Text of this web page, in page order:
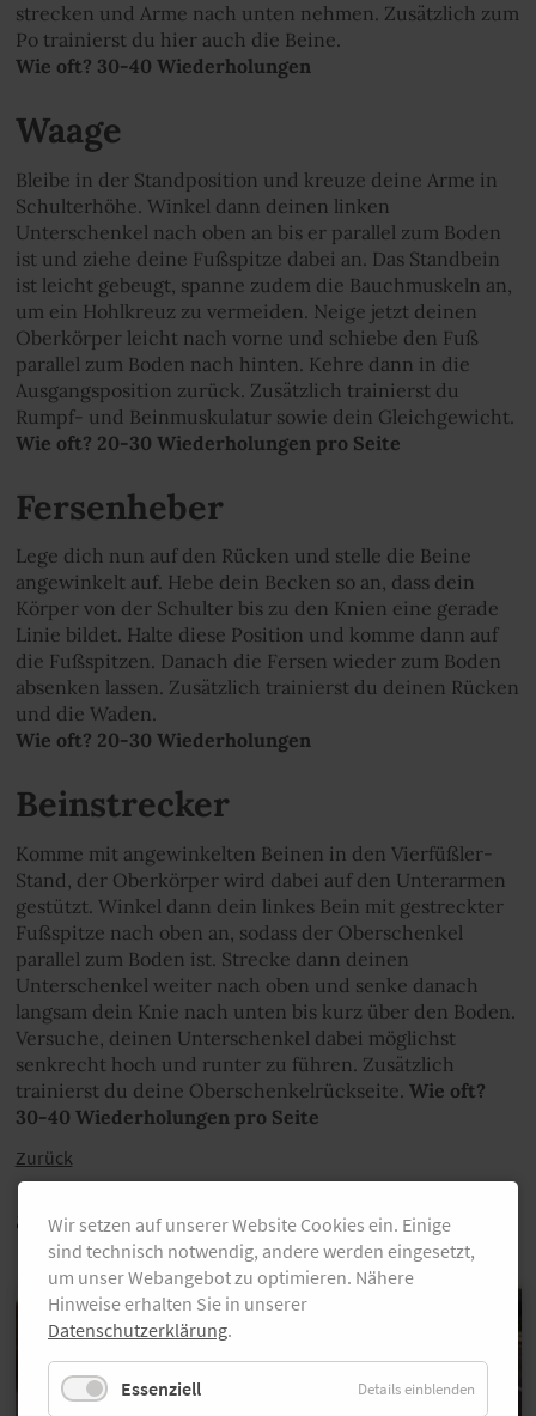
strecken und Arme nach unten nehmen. Zusätzlich zum
Po trainierst du hier auch die Beine.
Wie oft? 30-40 Wiederholungen
Waage
Bleibe in der Standposition und kreuze deine Arme in
Schulterhöhe. Winkel dann deinen linken
Unterschenkel nach oben an bis er parallel zum Boden
ist und ziehe deine Fußspitze dabei an. Das Standbein
ist leicht gebeugt, spanne zudem die Bauchmuskeln an,
um ein Hohlkreuz zu vermeiden. Neige jetzt deinen
Oberkörper leicht nach vorne und schiebe den Fuß
parallel zum Boden nach hinten. Kehre dann in die
Ausgangsposition zurück. Zusätzlich trainierst du
Rumpf- und Beinmuskulatur sowie dein Gleichgewicht.
Wie oft? 20-30 Wiederholungen pro Seite
Fersenheber
Lege dich nun auf den Rücken und stelle die Beine
angewinkelt auf. Hebe dein Becken so an, dass dein
Körper von der Schulter bis zu den Knien eine gerade
Linie bildet. Halte diese Position und komme dann auf
die Fußspitzen. Danach die Fersen wieder zum Boden
absenken lassen. Zusätzlich trainierst du deinen Rücken
und die Waden.
Wie oft? 20-30 Wiederholungen
Beinstrecker
Komme mit angewinkelten Beinen in den Vierfüßler-
Stand, der Oberkörper wird dabei auf den Unterarmen
gestützt. Winkel dann dein linkes Bein mit gestreckter
Fußspitze nach oben an, sodass der Oberschenkel
parallel zum Boden ist. Strecke dann deinen
Unterschenkel weiter nach oben und senke danach
langsam dein Knie nach unten bis kurz über den Boden.
Versuche, deinen Unterschenkel dabei möglichst
senkrecht hoch und runter zu führen. Zusätzlich
trainierst du deine Oberschenkelrückseite. Wie oft?
30-40 Wiederholungen pro Seite
Zurück
auch Interessant
Wir setzen auf unserer Website Cookies ein. Einige
sind technisch notwendig, andere werden eingesetzt,
um unser Webangebot zu optimieren. Nähere
Hinweise erhalten Sie in unserer
Datenschutzerklärung.
Essenziell Details einblenden